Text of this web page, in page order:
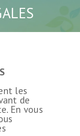
les
de
En vous